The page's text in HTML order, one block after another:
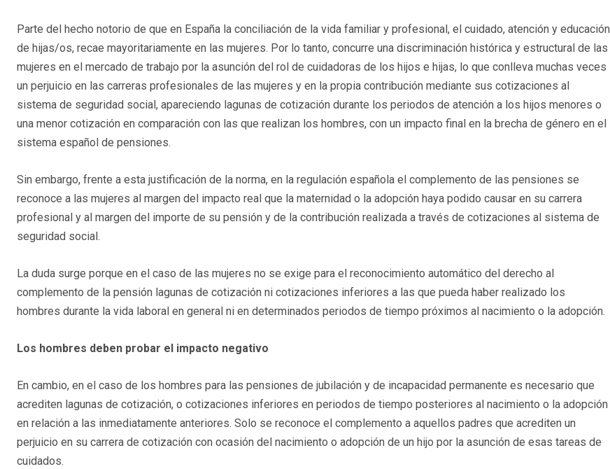
Parte del hecho notorio de que en España la conciliación de la vida familiar y profesional, el cuidado, atención y educación
de hijas/os, recae mayoritariamente en las mujeres. Por lo tanto, concurre una discriminación histórica y estructural de las
mujeres en el mercado de trabajo por la asunción del rol de cuidadoras de los hijos e hijas, lo que conlleva muchas veces
un perjuicio en las carreras profesionales de las mujeres y en la propia contribución mediante sus cotizaciones al
sistema de seguridad social, apareciendo lagunas de cotización durante los periodos de atención a los hijos menores o
una menor cotización en comparación con las que realizan los hombres, con un impacto final en la brecha de género en el
sistema español de pensiones.
Sin embargo, frente a esta justificación de la norma, en la regulación española el complemento de las pensiones se
reconoce a las mujeres al margen del impacto real que la maternidad o la adopción haya podido causar en su carrera
profesional y al margen del importe de su pensión y de la contribución realizada a través de cotizaciones al sistema de
seguridad social.
La duda surge porque en el caso de las mujeres no se exige para el reconocimiento automático del derecho al
complemento de la pensión lagunas de cotización ni cotizaciones inferiores a las que pueda haber realizado los
hombres durante la vida laboral en general ni en determinados periodos de tiempo próximos al nacimiento o la adopción.
Los hombres deben probar el impacto negativo
En cambio, en el caso de los hombres para las pensiones de jubilación y de incapacidad permanente es necesario que
acrediten lagunas de cotización, o cotizaciones inferiores en periodos de tiempo posteriores al nacimiento o la adopción
en relación a las inmediatamente anteriores. Solo se reconoce el complemento a aquellos padres que acrediten un
perjuicio en su carrera de cotización con ocasión del nacimiento o adopción de un hijo por la asunción de esas tareas de
cuidados.